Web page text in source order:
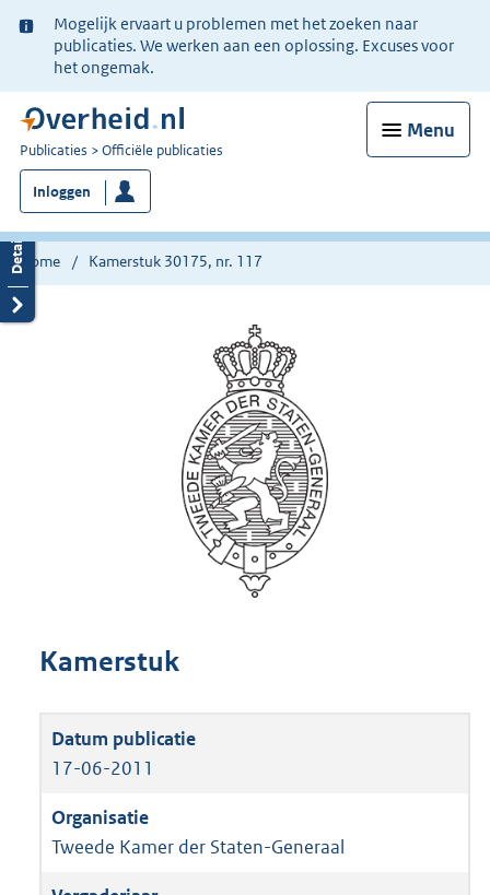
Ter
informatie:
Mogelijk ervaart u problemen met het zoeken naar
publicaties. We werken aan een oplossing. Excuses voor
het ongemak.
Menu
U
bent
nu
hier:
Publicaties Officiële publicaties
Inloggen
Home Kamerstuk 30175, nr. 117
Kamerstuk
17-06-2011
Tweede Kamer der Staten-Generaal